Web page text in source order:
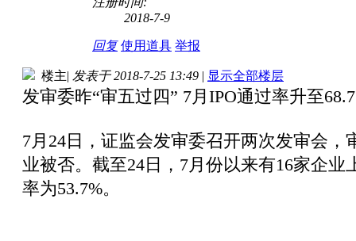
2018-7-9
回复 使用道具 举报
楼主| 发表于 2018-7-25 13:49 | 显示全部楼层
发审委昨“审五过四” 7月IPO通过率升至
7月24日，证监会发审委召开两次发审会
业被否。截至24日，7月份以来有16家企
率为53.7%。